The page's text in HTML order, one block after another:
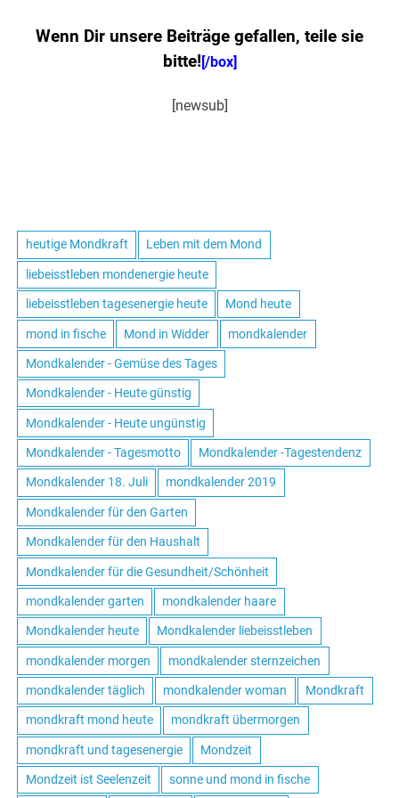
Wenn Dir unsere Beiträge gefallen, teile sie
bitte! [/box]
[newsub]
heutige Mondkraft Leben mit dem Mond
liebeisstleben mondenergie heute
liebeisstleben tagesenergie heute Mond heute
mond in fische Mond in Widder mondkalender
Mondkalender - Gemüse des Tages
Mondkalender - Heute günstig
Mondkalender - Heute ungünstig
Mondkalender - Tagesmotto Mondkalender -Tagestendenz
Mondkalender 18. Juli mondkalender 2019
Mondkalender für den Garten
Mondkalender für den Haushalt
Mondkalender für die Gesundheit/Schönheit
mondkalender garten mondkalender haare
Mondkalender heute Mondkalender liebeisstleben
mondkalender morgen mondkalender sternzeichen
mondkalender täglich mondkalender woman Mondkraft
mondkraft mond heute mondkraft übermorgen
mondkraft und tagesenergie Mondzeit
Mondzeit ist Seelenzeit sonne und mond in fische